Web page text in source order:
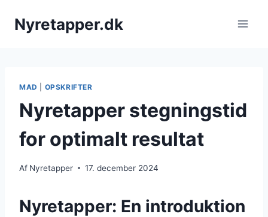
Nyretapper.dk
MAD OPSKRIFTER
Nyretapper stegningstid
for optimalt resultat
Af Nyretapper 17. december 2024
Nyretapper: En introduktion